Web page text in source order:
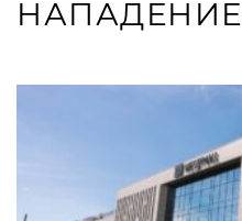
НАПАДЕНИЕ